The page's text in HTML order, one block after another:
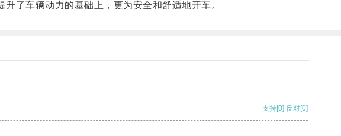
了车辆动力的基础上，更为安全和舒适地开车。
支持[0] 反对[0]